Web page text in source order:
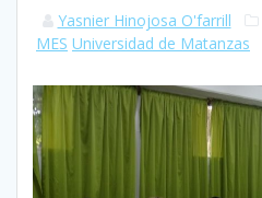
Yasnier Hinojosa O'farrill
MES Universidad de Matanzas